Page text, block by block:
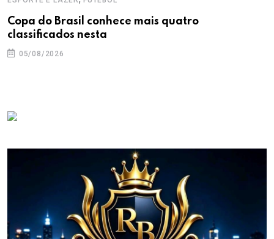
Copa do Brasil conhece mais quatro
classificados nesta
05/08/2026